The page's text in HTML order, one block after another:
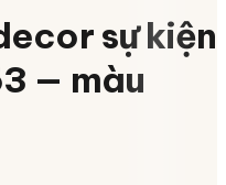
sự kiện
— màu